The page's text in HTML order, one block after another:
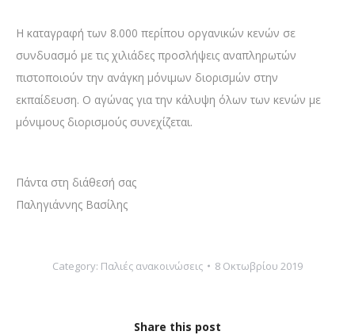
Η καταγραφή των 8.000 περίπου οργανικών κενών σε
συνδυασμό με τις χιλιάδες προσλήψεις αναπληρωτών
πιστοποιούν την ανάγκη μόνιμων διορισμών στην
εκπαίδευση. Ο αγώνας για την κάλυψη όλων των κενών με
μόνιμους διορισμούς συνεχίζεται.
Πάντα στη διάθεσή σας
Παληγιάννης Βασίλης
Category: Παλιές ανακοινώσεις 8 Οκτωβρίου 2019
Share this post